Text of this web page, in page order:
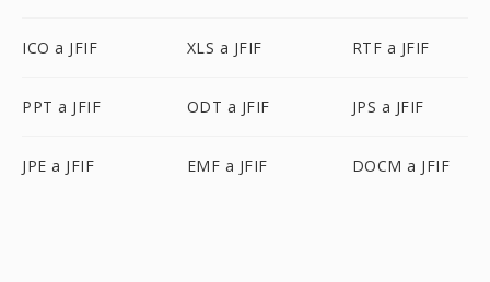
ICO a JFIF XLS a JFIF RTF a JFIF
PPT a JFIF ODT a JFIF JPS a JFIF
JPE a JFIF EMF a JFIF DOCM a JFIF